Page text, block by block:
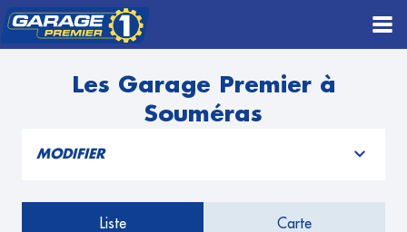
Les Garage Premier à
Souméras
MODIFIER
Liste Carte